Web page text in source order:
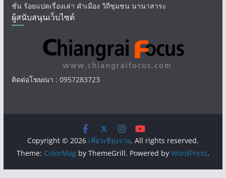
ชั่น ร้อยแปดเรื่องเล่า คำเมือง วิถีชุมชน นานาสาระ
ผู้สนับสนุนเว็บไซต์
ติดต่อโฆษณา : 0957283723
Copyright © 2026 เที่ยวเชียงราย. All rights reserved.
Theme: ColorMagby ThemeGrill. Powered by WordPress.